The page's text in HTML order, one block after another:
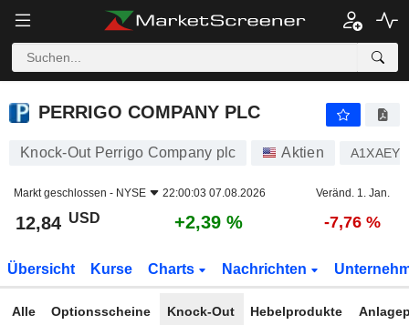
PERRIGO COMPANY PLC
PERRIGO COMPANY PLC
Knock-Out Perrigo Company plc Aktien A1XAEY
Markt geschlossen - NYSE 22:00:03 07.08.2026 Veränd. 1. Jan.
12,84 USD +2,39 % -7,76 %
Übersicht Kurse Charts Nachrichten
Alle Optionsscheine Knock-Out Hebelprodukte